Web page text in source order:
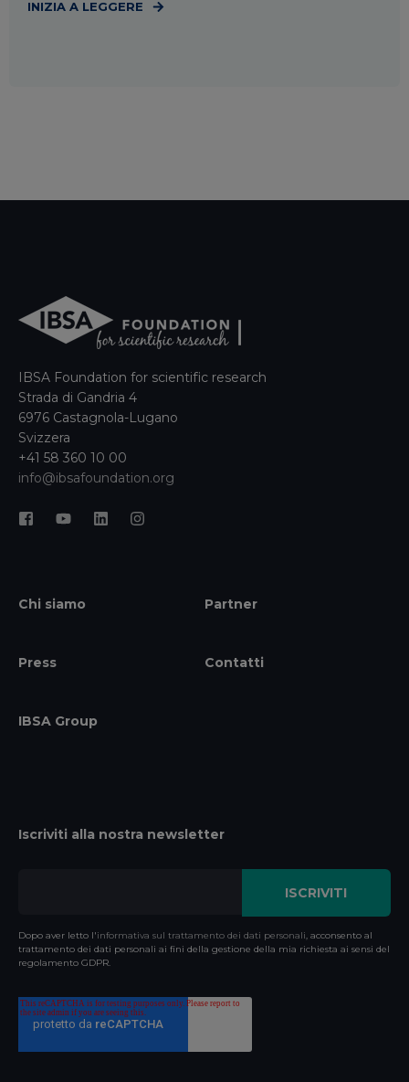
INIZIA A LEGGERE
IBSA Foundation for scientific research
Strada di Gandria 4
6976 Castagnola-Lugano
Svizzera
+41 58 360 10 00
info@ibsafoundation.org
Chi siamo Partner
Press Contatti
IBSA Group
Iscriviti alla nostra newsletter
Dopo aver letto l'informativa sul trattamento dei dati personali , acconsento al
trattamento dei dati personali ai fini della gestione della mia richiesta ai sensi del
regolamento GDPR.